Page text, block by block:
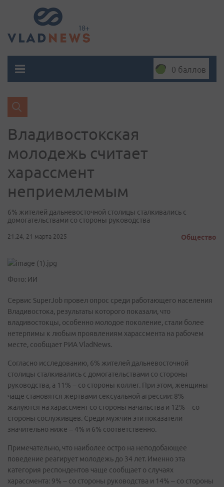
0 баллов
Владивостокская
молодежь считает
харассмент
неприемлемым
6% жителей дальневосточной столицы сталкивались с
домогательствами со стороны руководства
21:24, 21 марта 2025 Общество
Фото: ИИ
Сервис SuperJob провел опрос среди работающего населения
Владивостока, результаты которого показали, что
владивостокцы, особенно молодое поколение, стали более
нетерпимы к любым проявлениям харассмента на рабочем
месте, сообщает РИА VladNews.
Согласно исследованию, 6% жителей дальневосточной
столицы сталкивались с домогательствами со стороны
руководства, а 11% – со стороны коллег. При этом, женщины
чаще становятся жертвами сексуальной агрессии: 8%
жалуются на харассмент со стороны начальства и 12% – со
стороны сослуживцев. Среди мужчин эти показатели
значительно ниже – 4% и 6% соответственно.
Примечательно, что наиболее остро на неподобающее
поведение реагирует молодежь до 34 лет. Именно эта
категория респондентов чаще сообщает о случаях
харассмента: 9% – со стороны руководства и 14% – со стороны